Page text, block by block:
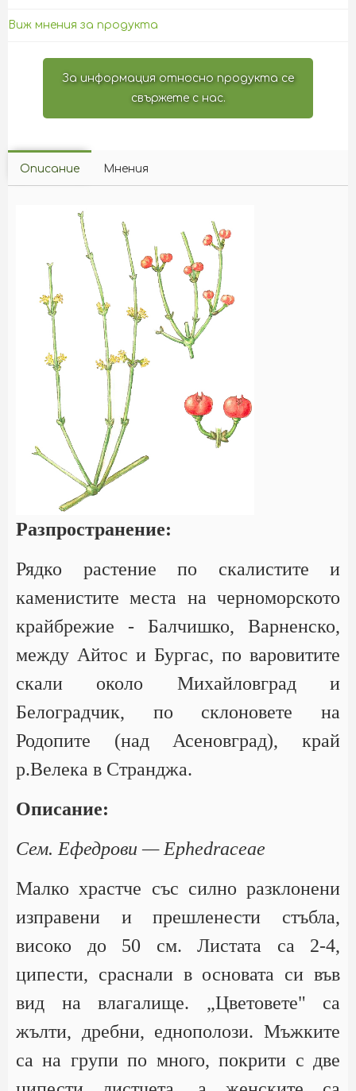
Виж мнения за продукта
За информация относно продукта се
свържете с нас.
Описание Мнения
Разпространение:
Рядко растение по скалистите и
каменистите места на черноморското
крайбрежие - Балчишко, Варненско,
между Айтос и Бургас, по варовитите
скали около Михайловград и
Белоградчик, по склоновете на
Родопите (над Асеновград), край
р.Велека в Странджа.
Описание:
Сем. Ефедрови — Ephedraceae
Малко храстче със силно разклонени
изправени и прешленести стъбла,
високо до 50 см. Листата са 2-4,
ципести, сраснали в основата си във
вид на влагалище. „Цветовете" са
жълти, дребни, еднополози. Мъжките
са на групи по много, покрити с две